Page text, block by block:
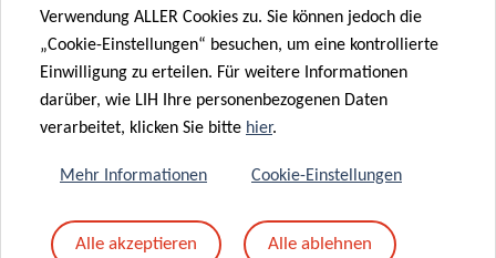
Verwendung ALLER Cookies zu. Sie können jedoch die
„Cookie-Einstellungen“ besuchen, um eine kontrollierte
Einwilligung zu erteilen. Für weitere Informationen
darüber, wie LIH Ihre personenbezogenen Daten
verarbeitet, klicken Sie bitte hier.
Mehr Informationen Cookie-Einstellungen
Alle akzeptieren Alle ablehnen